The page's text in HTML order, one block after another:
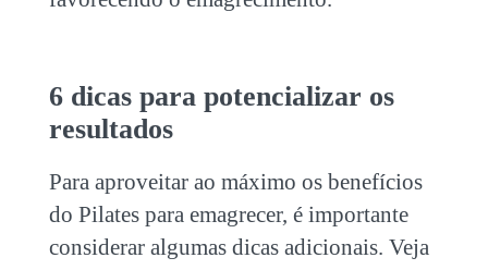
6 dicas para potencializar os
resultados
Para aproveitar ao máximo os benefícios
do Pilates para emagrecer, é importante
considerar algumas dicas adicionais. Veja